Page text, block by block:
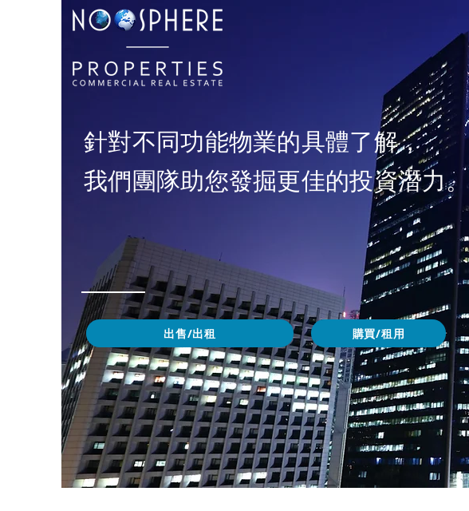
針對不同功能物業的具體了解，
我們團隊助您發掘更佳的投資潛力。
出售/出租 購買/租用